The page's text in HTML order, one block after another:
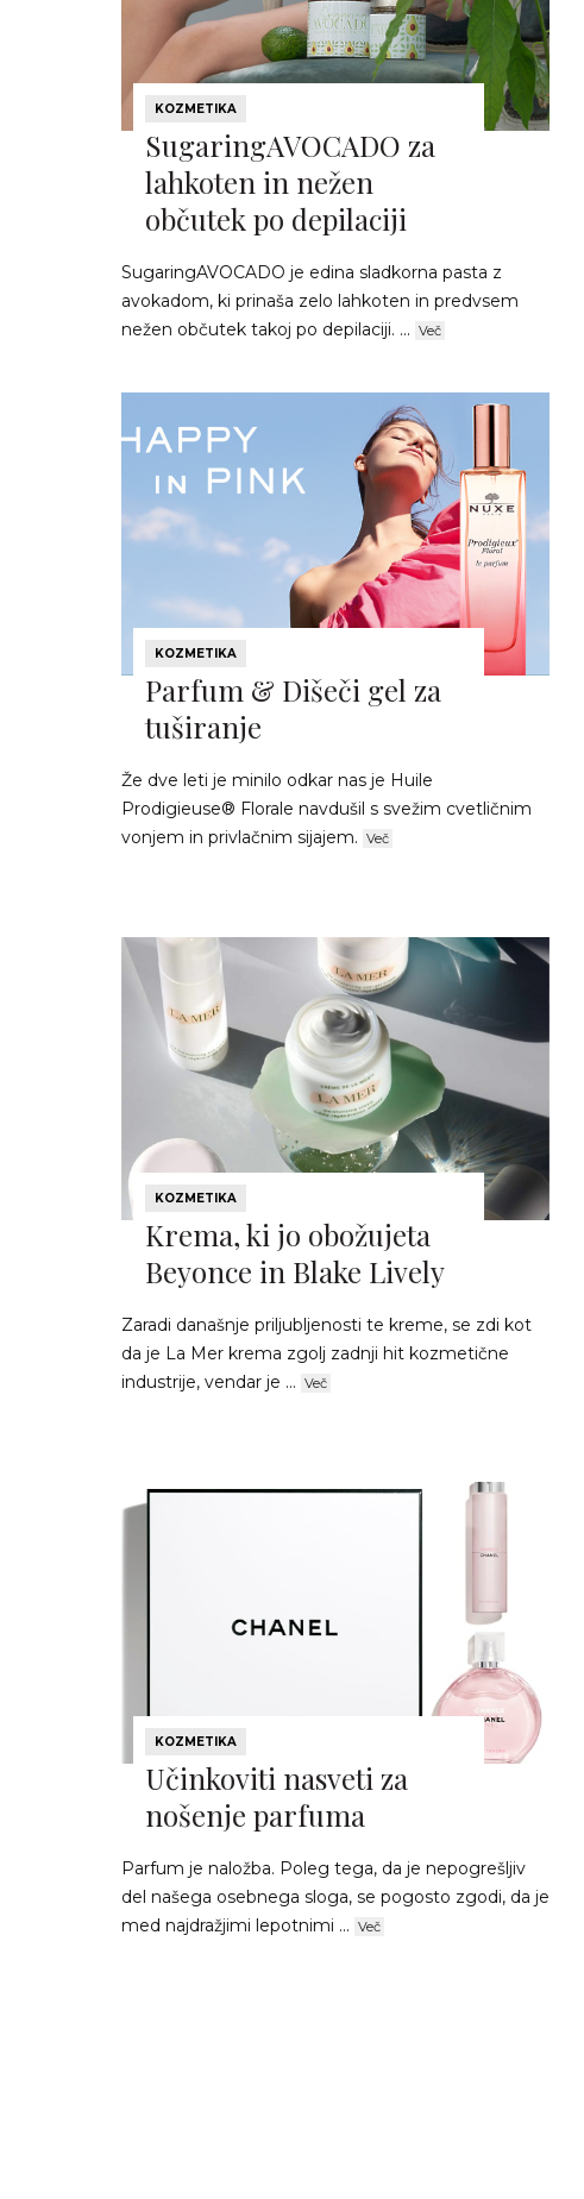
KOZMETIKA
SugaringAVOCADO za
lahkoten in nežen
občutek po depilaciji
SugaringAVOCADO je edina sladkorna pasta z
avokadom, ki prinaša zelo lahkoten in predvsem
nežen občutek takoj po depilaciji. ... Več
KOZMETIKA
Parfum & Dišeči gel za
tuširanje
Že dve leti je minilo odkar nas je Huile
Prodigieuse® Florale navdušil s svežim cvetličnim
vonjem in privlačnim sijajem. Več
KOZMETIKA
Krema, ki jo obožujeta
Beyonce in Blake Lively
Zaradi današnje priljubljenosti te kreme, se zdi kot
da je La Mer krema zgolj zadnji hit kozmetične
industrije, vendar je ... Več
KOZMETIKA
Učinkoviti nasveti za
nošenje parfuma
Parfum je naložba. Poleg tega, da je nepogrešljiv
del našega osebnega sloga, se pogosto zgodi, da je
med najdražjimi lepotnimi ... Več